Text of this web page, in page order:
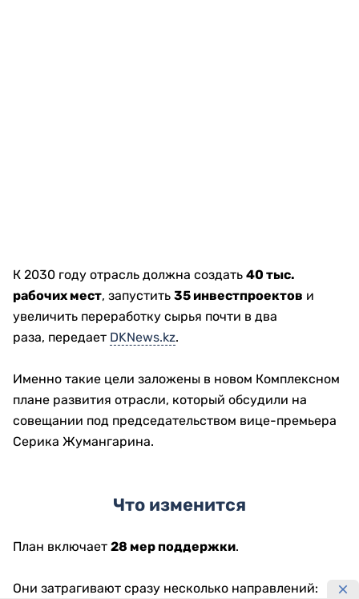
К 2030 году отрасль должна создать 40 тыс.
рабочих мест, запустить 35 инвестпроектов и
увеличить переработку сырья почти в два
раза, передает DKNews.kz.
Именно такие цели заложены в новом Комплексном
плане развития отрасли, который обсудили на
совещании под председательством вице-премьера
Серика Жумангарина.